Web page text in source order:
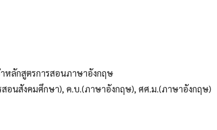
หลักสูตรการสอนภาษาอังกฤษ
อนสังคมศึกษา), ค.บ.(ภาษาอังกฤษ), ศศ.ม.(ภาษาอังกฤษ)